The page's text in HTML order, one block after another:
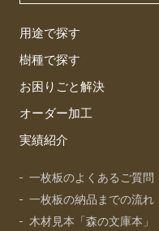
用途で探す
樹種で探す
お困りごと解決
オーダー加工
実績紹介
一枚板のよくあるご質問
一枚板の納品までの流れ
木材見本「森の文庫本」